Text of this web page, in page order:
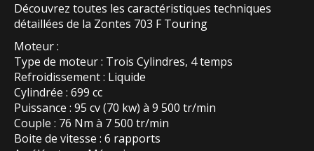
Découvrez toutes les caractéristiques techniques
détaillées de la Zontes 703 F Touring
Moteur :
Type de moteur : Trois Cylindres, 4 temps
Refroidissement : Liquide
Cylindrée : 699 cc
Puissance : 95 cv (70 kw) à 9 500 tr/min
Couple : 76 Nm à 7 500 tr/min
Boite de vitesse : 6 rapports